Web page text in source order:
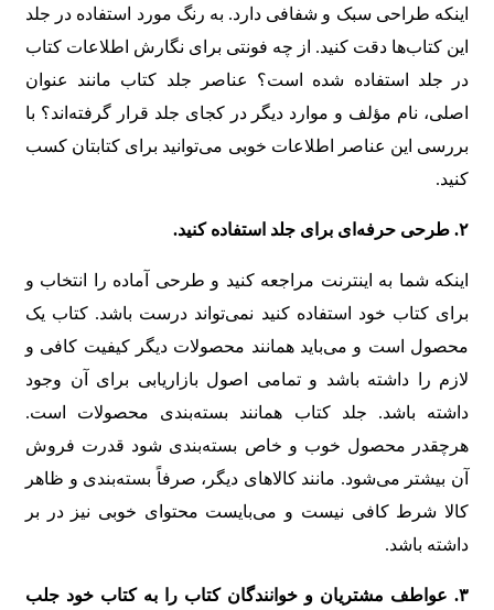
اینکه طراحی سبک و شفافی دارد. به رنگ مورد استفاده در جلد
این کتاب‌ها دقت کنید. از چه فونتی برای نگارش اطلاعات کتاب
در جلد استفاده شده است؟ عناصر جلد کتاب مانند عنوان
اصلی، نام مؤلف و موارد دیگر در کجای جلد قرار گرفته‌اند؟ با
بررسی این عناصر اطلاعات خوبی می‌توانید برای کتابتان کسب
کنید.
۲. طرحی حرفه‌ای برای جلد استفاده کنید.
اینکه شما به اینترنت مراجعه کنید و طرحی آماده را انتخاب و
برای کتاب خود استفاده کنید نمی‌تواند درست باشد. کتاب یک
محصول است و می‌باید همانند محصولات دیگر کیفیت کافی و
لازم را داشته باشد و تمامی اصول بازاریابی برای آن وجود
داشته باشد. جلد کتاب همانند بسته‌بندی محصولات است.
هرچقدر محصول خوب و خاص بسته‌بندی شود قدرت فروش
آن بیشتر می‌شود. مانند کالاهای دیگر، صرفاً بسته‌بندی و ظاهر
کالا شرط کافی نیست و می‌بایست محتوای خوبی نیز در بر
داشته باشد.
۳. عواطف مشتریان و خوانندگان کتاب را به کتاب خود جلب